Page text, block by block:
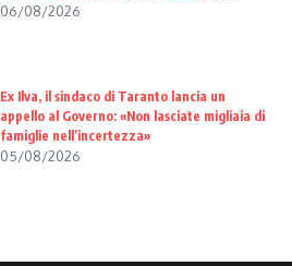
06/08/2026
Ex Ilva, il sindaco di Taranto lancia un
appello al Governo: «Non lasciate migliaia di
famiglie nell’incertezza»
05/08/2026